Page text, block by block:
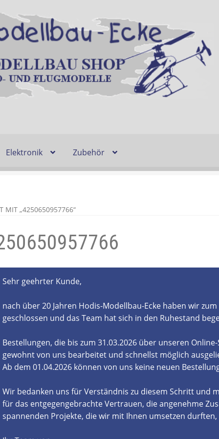
Elektronik Zubehör
Lieferzeit & Verfügbarkeit
und Elektronikgeräte Verordnung
MIT „4250650957766“
Sehr geehrter Kunde,
nach über 20 Jahren Hodis-Modellbau-Ecke haben wir
geschlossen und das Team hat sich in den Ruhestand
Bestellungen, die bis zum 31.03.2026 über unseren
gewohnt von uns bearbeitet und schnellst möglich
Ab dem 01.04.2026 können von uns keine neuen
Wir bedanken uns für Verständnis zu diesem Schritt und
für das entgegengebrachte Vertrauen, die angenehme
spannenden Projekte, die wir mit Ihnen umsetzen